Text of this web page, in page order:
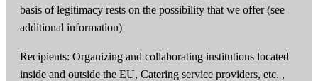
basis of legitimacy rests on the possibility that we offer (see
additional information)
Recipients: Organizing and collaborating institutions located
inside and outside the EU, Catering service providers, etc. ,